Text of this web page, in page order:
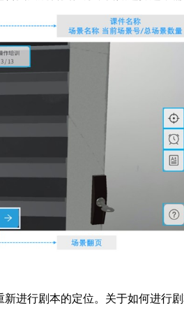
新进行剧本的定位。关于如何进行